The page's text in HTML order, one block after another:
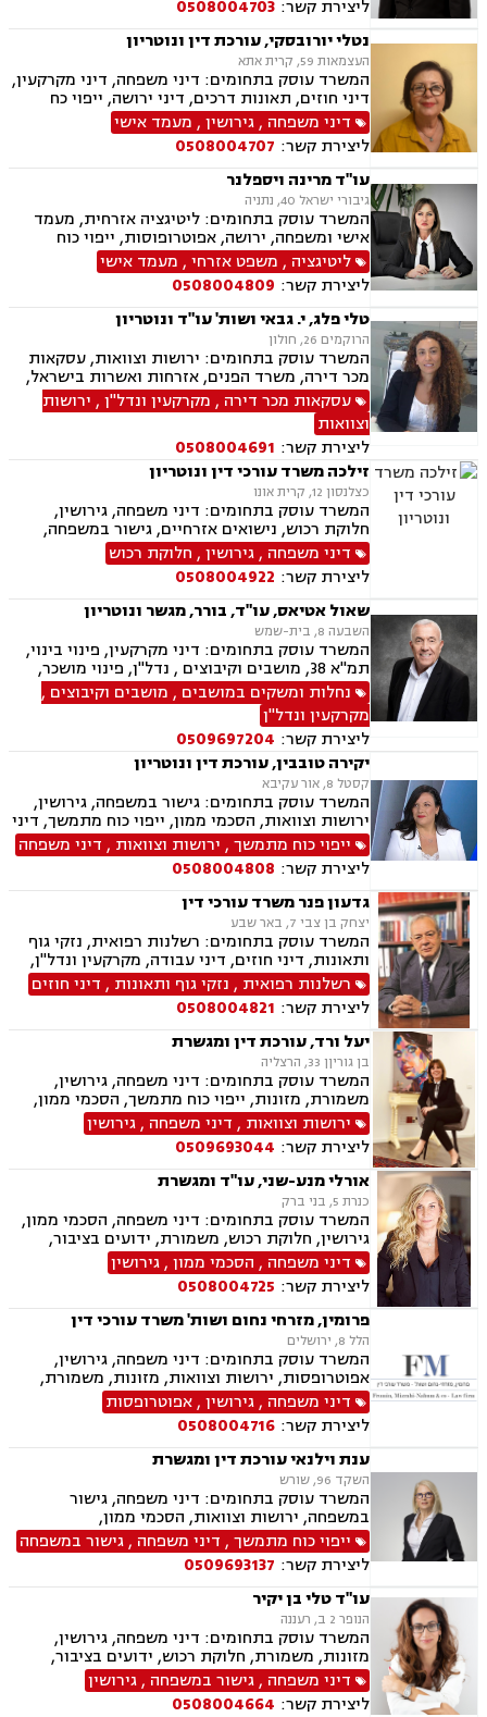
ליצירת קשר: 0508004703
נטלי יורובסקי, עורכת דין ונוטריון
העצמאות 59, קרית אתא
המשרד עוסק בתחומים: דיני משפחה, דיני מקרקעין,
דיני חוזים, תאונות דרכים, דיני ירושה, ייפוי כח
מתמשך, אפוטרופסות, מזונות , משמורת , ייצוג מול
משרד הפנים בעניין אזרחות ותושבות קבע, התרת
נישואין, אבהות , לרבות טיפול בעניין האבהות בנוהל
חו"ל, עריכת הסכמי יחסי ממון ו/או הסכמי חיים
משותפים ואישורם בבתי משפט ו/או כנוטריון ,גישור,
, ייצוג בבתי משפט ,עריכת צוואות וטיפול בעניין צו
ירושה וצו קיום צוואה ,חוות דעת בדין רוסי
ואוקראיני, שירותי נוטריון_, טיפול בעסקאות
מקרקעין, רישום בטאבו.
דיני משפחה ,גירושין, מעמד אישי
ליצירת קשר: 0508004707
עו"ד מרינה ויספלנר
גיבורי ישראל 40, נתניה
המשרד עוסק בתחומים: ליטיגציה אזרחית, מעמד
אישי ומשפחה, ירושה, אפוטרופוסות, ייפוי כוח
מתמשך
ליטיגציה , משפט אזרחי , מעמד אישי
ליצירת קשר: 0508004809
טלי פלג, י. גבאי ושות' עו"ד ונוטריון
הרוקמים 26, חולון
המשרד עוסק בתחומים: ירושות וצוואות, עסקאות
מכר דירה, משרד הפנים, אזרחות ואשרות בישראל,
דיני משפחה, דיני מקרקעין
עסקאות מכר דירה , מקרקעין ונדל"ן, ירושות
וצוואות
ליצירת קשר: 0508004691
זילכה משרד עורכי דין ונוטריון
כצלנסון 12, קרית אונו
המשרד עוסק בתחומים: דיני משפחה, גירושין,
חלוקת רכוש, נישואים אזרחיים, גישור במשפחה,
ירושות וצוואות, הסכמי ממון, אפוטרופסות,
משמורת, מזונות, ייפוי כוח מתמשך, דיני עבודה,
דיני מקרקעין, תמ"א 38, מגרשים לבניה , הפקעת
קרקעות, פינוי בינוי, תכנון ובניה, עסקאות מכר דירה,
ליקויי בנייה, מיסוי נדל"ן, נדל"ן, נזיקין, לשון הרע,
תאונות דרכים, תאונות עבודה, דיני חברות, ליווי
עסקי, ליווי מיזמי סטארטאפ, קניין רוחני, רשלנות
רפואית, רשלנות רפואית - רפואת שיניים, משרד
הביטחון, נכי צה"ל, משפט צבאי
דיני משפחה ,גירושין, חלוקת רכוש
ליצירת קשר: 0508004922
שאול אטיאס, עו"ד, בורר, מגשר ונוטריון
השבעה 8, בית-שמש
המשרד עוסק בתחומים: דיני מקרקעין, פינוי בינוי,
תמ"א 38, מושבים וקיבוצים , נדל"ן, פינוי מושכר,
תכנון ובניה, קבוצות רכישה, עסקאות מכר דירה,
גישור ובוררויות, אזרחי מסחרי, ייפוי כוח מתמשך,
נוטריון
נחלות ומשקים במושבים , מושבים וקיבוצים ,
מקרקעין ונדל"ן
ליצירת קשר: 0509697204
יקירה טובבין, עורכת דין ונוטריון
קסטל 8, אור עקיבא
המשרד עוסק בתחומים: גישור במשפחה, גירושין,
ירושות וצוואות, הסכמי ממון, ייפוי כוח מתמשך, דיני
מקרקעין, עסקאות מכר דירה, נזיקין, תאונות דרכים,
רשלנות רפואית, נוטריון
ייפוי כוח מתמשך, ירושות וצוואות , דיני משפחה
ליצירת קשר: 0508004808
גדעון פנר משרד עורכי דין
יצחק בן צבי 7, באר שבע
המשרד עוסק בתחומים: רשלנות רפואית, נזקי גוף
ותאונות, דיני חוזים, דיני עבודה, מקרקעין ונדל"ן,
דיני משפחה, בנקים, פלילי, נזקי גוף, תאונות עבודה,
תאונות דרכים, משפט מסחרי, תביעות ביטוח ונזקי
רכוש, ייפוי כוח מתמשך, נוטריון , רשלנות רפואית-
הריון ולידה, לשון הרע, תאונות ספורט, בריאות
הנפש, אובדן כושר עבודה , תאונות תלמידים,
תאונות עקב רשלנות, נזקי רכוש, קבלנות חוזית,
השקעות בחו"ל, דין משמעתי, עובדים זרים, זכויות
נשים בהריון, תכנון ובניה, דיור מוגן, אגודות
שיתופיות, ליקויי בנייה, מושבים וקיבוצים , ועוד
רשלנות רפואית , נזקי גוף ותאונות , דיני חוזים
ליצירת קשר: 0508004821
יעל ורד, עורכת דין ומגשרת
בן גוריןן 33, הרצליה
המשרד עוסק בתחומים: דיני משפחה, גירושין,
משמורת, מזונות, ייפוי כוח מתמשך, הסכמי ממון,
ירושות וצוואות, גישור במשפחה, חלוקת רכוש,
ידועים בציבור
ירושות וצוואות , דיני משפחה ,גירושין
ליצירת קשר: 0509693044
אורלי מנע-שני, עו"ד ומגשרת
כנרת 5, בני ברק
המשרד עוסק בתחומים: דיני משפחה, הסכמי ממון,
גירושין, חלוקת רכוש, משמורת, ידועים בציבור,
גישור במשפחה, ירושות וצוואות, ניכור הורי, נדל"ן,
ייפוי כוח מתמשך
דיני משפחה , הסכמי ממון,גירושין
ליצירת קשר: 0508004725
פרומין, מזרחי נחום ושות' משרד עורכי דין
הלל 8, ירושלים
המשרד עוסק בתחומים: דיני משפחה, גירושין,
אפוטרופסות, ירושות וצוואות, מזונות, משמורת,
ייפוי כוח מתמשך, ידועים בציבור, חלוקת רכוש,
הורות חד מינית, הסכמי ממון, דיני מקרקעין,
עסקאות מכר דירה, נדל"ן, ליקויי בנייה, פינוי בינוי,
פינוי מושכר, תמ"א 38, דיירות מוגנת , בנקים,
ערבויות ושטרות , פירוקים והקפאות הליכים, צווי
מניעה, ליווי עסקי, דיני חוזים, חדלות פירעון, פשיטת
רגל, הוצאה לפועל, גביית חובות, דיני חברות,
תביעות ייצוגיות, דיני עבודה
דיני משפחה ,גירושין,אפוטרופסות
ליצירת קשר: 0508004716
ענת וילנאי עורכת דין ומגשרת
השקד 96, שורש
המשרד עוסק בתחומים: דיני משפחה, גישור
במשפחה, ירושות וצוואות, הסכמי ממון,
אפוטרופסות, מזונות, משמורת, גירושין, חלוקת
רכוש, זמני שהות, ייפוי כוח מתמשך
ייפוי כוח מתמשך, דיני משפחה ,גישור במשפחה
ליצירת קשר: 0509693137
עו"ד טלי בן יקיר
הנופר 2 ב, רעננה
המשרד עוסק בתחומים: דיני משפחה, גירושין,
מזונות, משמורת, חלוקת רכוש, ידועים בציבור,
אבהות , הסכמי ממון, ירושות וצוואות, אפוטרופסות,
נישואים אזרחיים, הורות חד מינית
דיני משפחה ,גישור במשפחה ,גירושין
ליצירת קשר: 0508004664